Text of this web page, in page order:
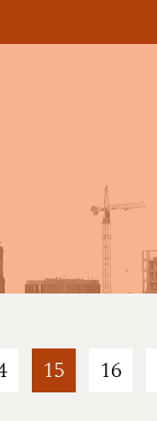
15 16